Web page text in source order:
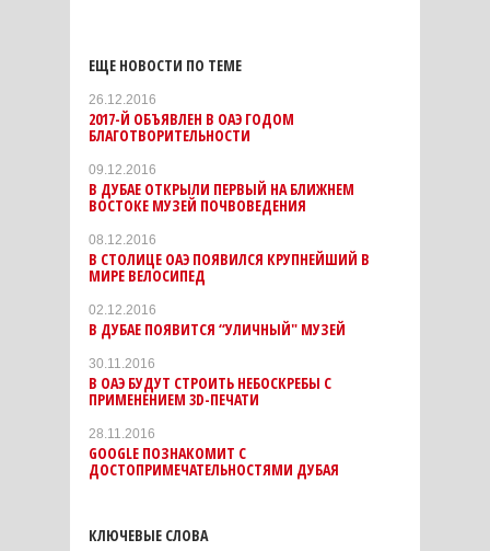
ЕЩЕ НОВОСТИ ПО ТЕМЕ
26.12.2016
2017-Й ОБЪЯВЛЕН В ОАЭ ГОДОМ
БЛАГОТВОРИТЕЛЬНОСТИ
09.12.2016
В ДУБАЕ ОТКРЫЛИ ПЕРВЫЙ НА БЛИЖНЕМ
ВОСТОКЕ МУЗЕЙ ПОЧВОВЕДЕНИЯ
08.12.2016
В СТОЛИЦЕ ОАЭ ПОЯВИЛСЯ КРУПНЕЙШИЙ В
МИРЕ ВЕЛОСИПЕД
02.12.2016
В ДУБАЕ ПОЯВИТСЯ “УЛИЧНЫЙ" МУЗЕЙ
30.11.2016
В ОАЭ БУДУТ СТРОИТЬ НЕБОСКРЕБЫ С
ПРИМЕНЕНИЕМ 3D-ПЕЧАТИ
28.11.2016
GOOGLE ПОЗНАКОМИТ С
ДОСТОПРИМЕЧАТЕЛЬНОСТЯМИ ДУБАЯ
КЛЮЧЕВЫЕ СЛОВА